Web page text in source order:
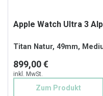
Apple Watch Ultra 3
Titan Natur, 49mm,
899,00 €
inkl. MwSt.
Zum Produkt